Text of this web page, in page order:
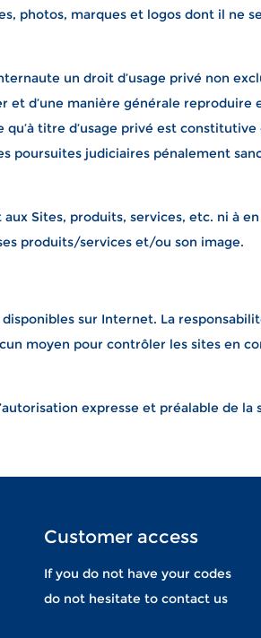
photos, marques et logos dont il ne
un droit d’usage privé non
et d’une manière générale reproduire
titre d’usage privé est constitutive
poursuites judiciaires pénalement
Sites, produits, services, etc. ni à
produits/services et/ou son image.
sur Internet. La
moyen pour contrôler les sites en
expresse et préalable de la
Customer access
If you do not have your codes
do not hesitate to contact us